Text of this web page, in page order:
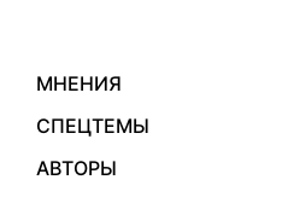
МНЕНИЯ
СПЕЦТЕМЫ
АВТОРЫ